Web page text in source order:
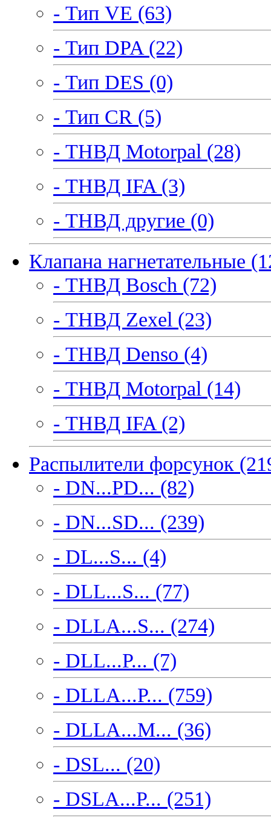
- Тип VE (63)
- Тип DPA (22)
- Тип DES (0)
- Тип CR (5)
- ТНВД Motorpal (28)
- ТНВД IFA (3)
- ТНВД другие (0)
Клапана нагнетательные
- ТНВД Bosch (72)
- ТНВД Zexel (23)
- ТНВД Denso (4)
- ТНВД Motorpal (14)
- ТНВД IFA (2)
Распылители форсунок
- DN...PD... (82)
- DN...SD... (239)
- DL...S... (4)
- DLL...S... (77)
- DLLA...S... (274)
- DLL...P... (7)
- DLLA...P... (759)
- DLLA...M... (36)
- DSL... (20)
- DSLA...P... (251)